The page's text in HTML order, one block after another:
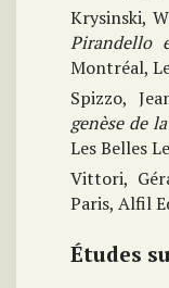
Krysinski,
Pirandello
Montréal,
Spizzo,
genèse de
Les Belles
Vittori,
Paris, Alfil
Études